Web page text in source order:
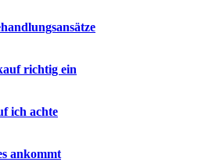
richtig ein
ich achte
ankommt